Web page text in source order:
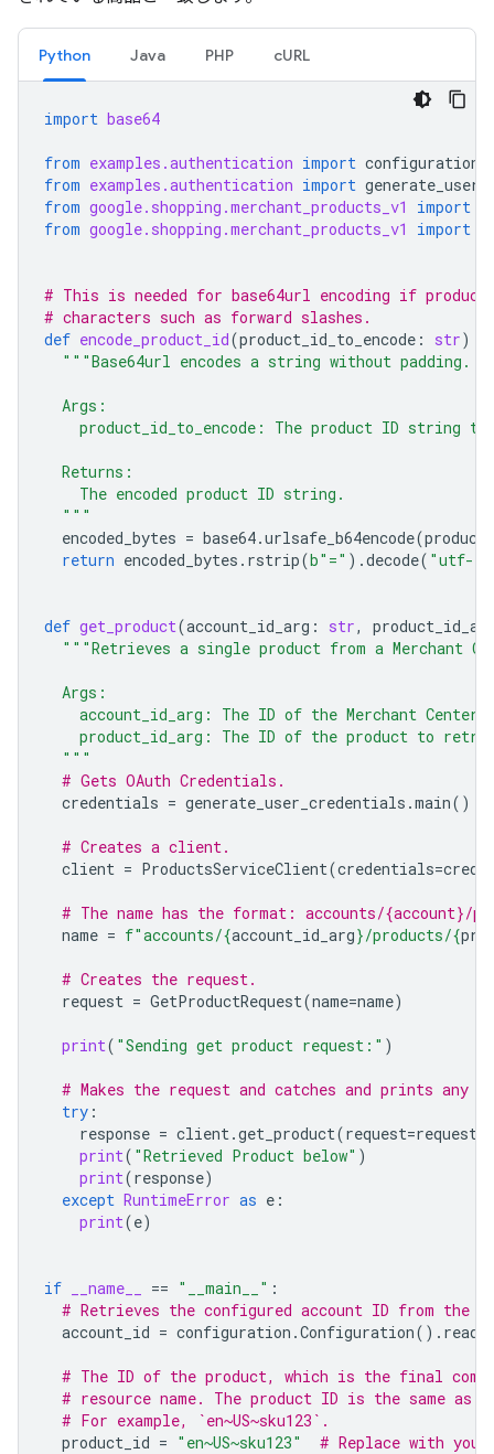
Python Java PHP cURL
import base64
from examples.authentication import configuration
from examples.authentication import
from google.shopping.merchant_products_v1 import
from google.shopping.merchant_products_v1 import
# This is needed for base64url encoding if
# characters such as forward slashes.
def encode_product_id(product_id_to_encode : str)
"""Base64url encodes a string without padding.
  Args:
product_id_to_encode: The product ID string to
  Returns:
    The encoded product ID string.
  """
encoded_bytes = base64.urlsafe_b64encode(
return encoded_bytes . rstrip(b"=" ) .decode( "utf-8"
def get_product(account_id_arg : str,
"""Retrieves a single product from a Merchant
  Args:
account_id_arg: The ID of the Merchant Center
product_id_arg: The ID of the product to
  """
# Gets OAuth Credentials.
credentials = generate_user_credentials .main()
# Creates a client.
client = ProductsServiceClient(credentials=
# The name has the format: accounts/{account}/
name = f"accounts/{account_id_arg}/products/{
# Creates the request.
request = GetProductRequest(name=name)
print( "Sending get product request:" )
# Makes the request and catches and prints any
try :
response = client.get_product(request=request
print( "Retrieved Product below" )
print(response)
except RuntimeError as e :
print(e)
if __name__ == "__main__" :
# Retrieves the configured account ID from the
account_id = configuration .Configuration() .
# The ID of the product, which is the final
# resource name. The product ID is the same as
# For example, `en~US~sku123`.
product_id = "en~US~sku123" # Replace with